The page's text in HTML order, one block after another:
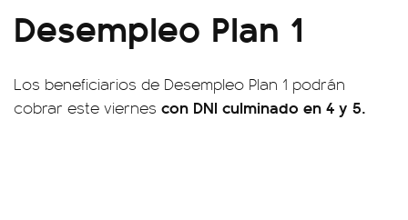
Desempleo Plan 1
Los beneficiarios de Desempleo Plan 1 podrán
cobrar este viernes con DNI culminado en 4 y 5.